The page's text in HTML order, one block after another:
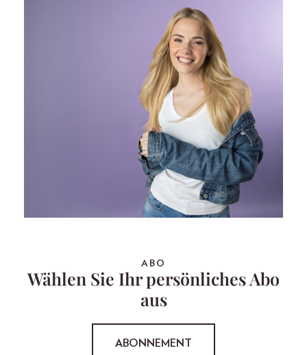
ABO
Wählen Sie Ihr persönliches Abo
aus
ABONNEMENT